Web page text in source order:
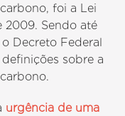
foi a Lei
2009. Sendo até
Decreto Federal
sobre a
urgência de uma